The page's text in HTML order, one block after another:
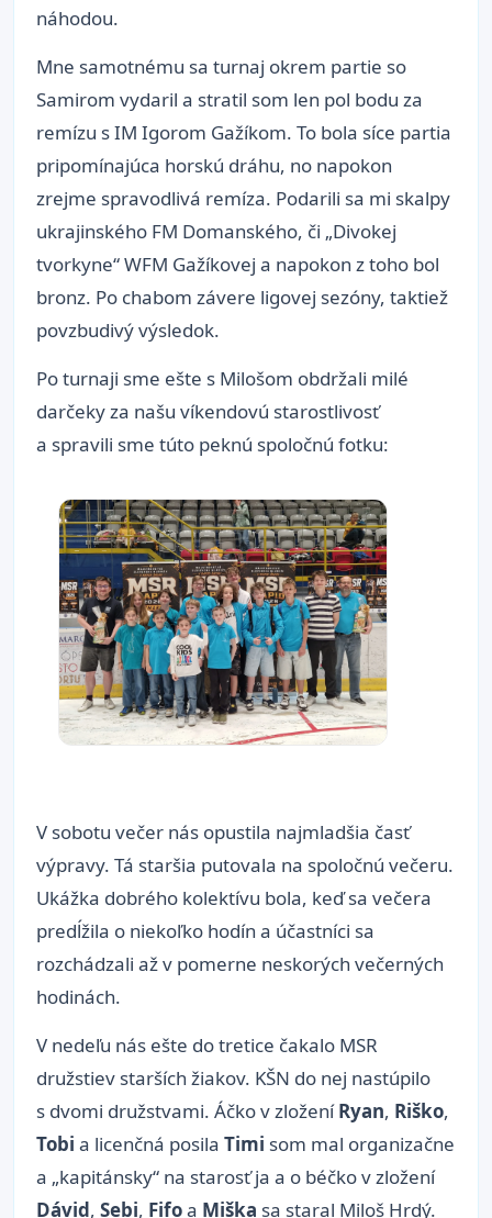
náhodou.
Mne samotnému sa turnaj okrem partie so
Samirom vydaril a stratil som len pol bodu za
remízu s IM Igorom Gažíkom. To bola síce partia
pripomínajúca horskú dráhu, no napokon
zrejme spravodlivá remíza. Podarili sa mi skalpy
ukrajinského FM Domanského, či „Divokej
tvorkyne“ WFM Gažíkovej a napokon z toho bol
bronz. Po chabom závere ligovej sezóny, taktiež
povzbudivý výsledok.
Po turnaji sme ešte s Milošom obdržali milé
darčeky za našu víkendovú starostlivosť
a spravili sme túto peknú spoločnú fotku:
V sobotu večer nás opustila najmladšia časť
výpravy. Tá staršia putovala na spoločnú večeru.
Ukážka dobrého kolektívu bola, keď sa večera
predĺžila o niekoľko hodín a účastníci sa
rozchádzali až v pomerne neskorých večerných
hodinách.
V nedeľu nás ešte do tretice čakalo MSR
družstiev starších žiakov. KŠN do nej nastúpilo
s dvomi družstvami. Áčko v zloženíRyan, Riško,
Tobi a licenčná posila Timi som mal organizačne
a „kapitánsky“ na starosť ja a o béčko v zložení
Dávid, Sebi, Fifoa Miška sa staral Miloš Hrdý.